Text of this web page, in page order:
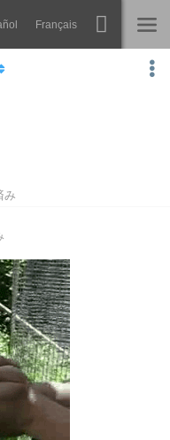
Français
してみる
み